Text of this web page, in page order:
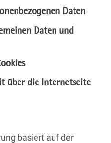
Daten
Daten und
über die Internetseite
basiert auf der